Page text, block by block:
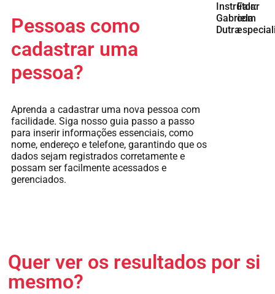
Pessoas como
cadastrar uma
pessoa?
Aprenda a cadastrar uma nova pessoa com
facilidade. Siga nosso guia passo a passo
para inserir informações essenciais, como
nome, endereço e telefone, garantindo que os
dados sejam registrados corretamente e
possam ser facilmente acessados e
gerenciados.
Instrutor:
Gabriela
Dutra
Falar
com
Quer ver os resultados por si
mesmo?